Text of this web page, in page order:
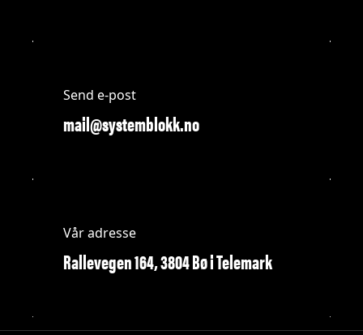
Send e-post
mail@systemblokk.no
Vår adresse
Rallevegen 164, 3804 Bø i Telemark